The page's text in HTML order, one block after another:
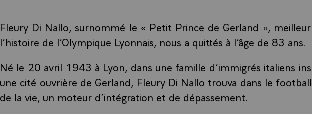
Fleury Di Nallo, surnommé le « Petit Prince de Gerland »,
l’histoire de l’Olympique Lyonnais, nous a quittés à l’âge de 83 ans.
Né le 20 avril 1943 à Lyon, dans une famille d’immigrés italiens
une cité ouvrière de Gerland, Fleury Di Nallo trouva dans le
de la vie, un moteur d’intégration et de dépassement.